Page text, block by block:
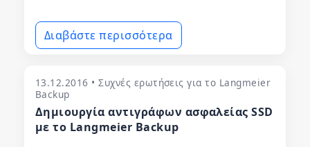
Διαβάστε περισσότερα
13.12.2016 • Συχνές ερωτήσεις για το Langmeier
Backup
Δημιουργία αντιγράφων ασφαλείας SSD
με το Langmeier Backup